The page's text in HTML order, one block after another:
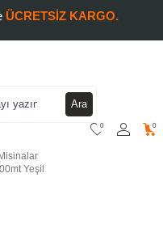
ÜCRETSİZ KARGO.
Ara
0 0
Yeşil